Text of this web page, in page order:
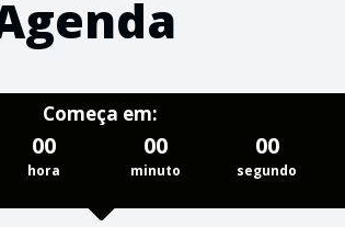
Começa em:
00
hora
00
minuto
00
segundo